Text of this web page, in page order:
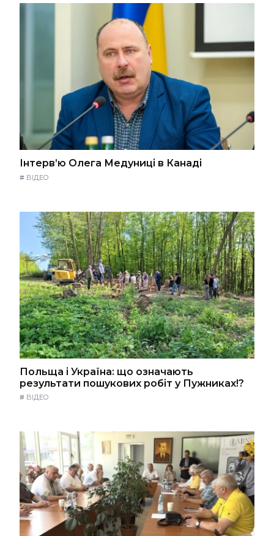
Інтерв’ю Олега Медуниці в Канаді
# ВІДЕО
Польща і Україна: що означають
результати пошукових робіт у Пужниках!?
# ВІДЕО